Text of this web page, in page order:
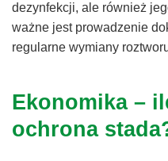
dezynfekcji, ale również
ważne jest prowadzenie
regularne wymiany
Ekonomika –
ochrona